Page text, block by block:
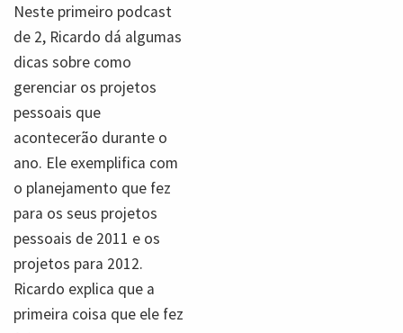
Neste primeiro podcast
de 2, Ricardo dá algumas
dicas sobre como
gerenciar os projetos
pessoais que
acontecerão durante o
ano. Ele exemplifica com
o planejamento que fez
para os seus projetos
pessoais de 2011 e os
projetos para 2012.
Ricardo explica que a
primeira coisa que ele fez